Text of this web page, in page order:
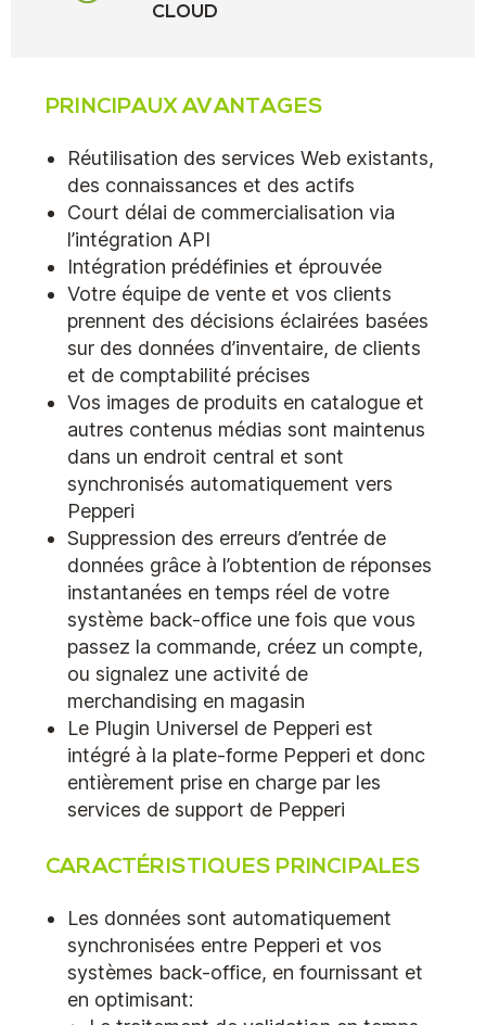
CLOUD
PRINCIPAUX AVANTAGES
Réutilisation des services Web existants,
des connaissances et des actifs
Court délai de commercialisation via
l’intégration API
Intégration prédéfinies et éprouvée
Votre équipe de vente et vos clients
prennent des décisions éclairées basées
sur des données d’inventaire, de clients
et de comptabilité précises
Vos images de produits en catalogue et
autres contenus médias sont maintenus
dans un endroit central et sont
synchronisés automatiquement vers
Pepperi
Suppression des erreurs d’entrée de
données grâce à l’obtention de réponses
instantanées en temps réel de votre
système back-office une fois que vous
passez la commande, créez un compte,
ou signalez une activité de
merchandising en magasin
Le Plugin Universel de Pepperi est
intégré à la plate-forme Pepperi et donc
entièrement prise en charge par les
services de support de Pepperi
CARACTÉRISTIQUES PRINCIPALES
Les données sont automatiquement
synchronisées entre Pepperi et vos
systèmes back-office, en fournissant et
en optimisant: